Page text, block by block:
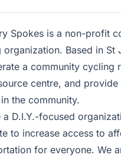
Spokes is a non-profit
Based in St
a community cycling
centre, and provide
the community.
a D.I.Y.-focused
to increase access to
for everyone. We